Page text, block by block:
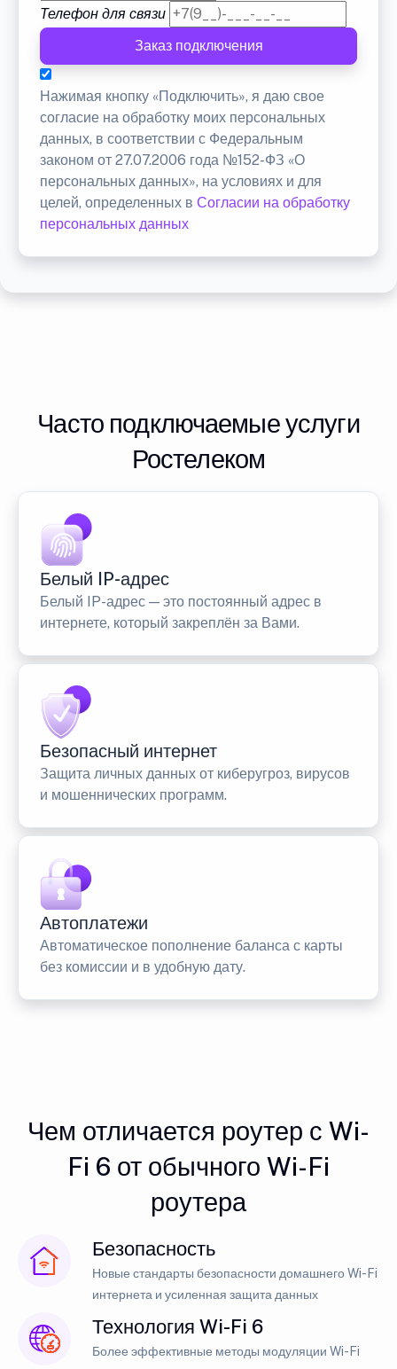
Телефон для связи
Заказ подключения
Нажимая кнопку «Подключить», я даю свое
согласие на обработку моих персональных
данных, в соответствии с Федеральным
законом от 27.07.2006 года №152-ФЗ «О
персональных данных», на условиях и для
целей, определенных в Согласии на обработку
персональных данных
Часто подключаемые услуги
Ростелеком
Белый IP-адрес
Белый IP-адрес — это постоянный адрес в
интернете, который закреплён за Вами.
Безопасный интернет
Защита личных данных от киберугроз, вирусов
и мошеннических программ.
Автоплатежи
Автоматическое пополнение баланса с карты
без комиссии и в удобную дату.
Чем отличается роутер с Wi-
Fi 6 от обычного Wi-Fi
роутера
Безопасность
Новые стандарты безопасности домашнего Wi-Fi
интернета и усиленная защита данных
Технология Wi-Fi 6
Более эффективные методы модуляции Wi-Fi